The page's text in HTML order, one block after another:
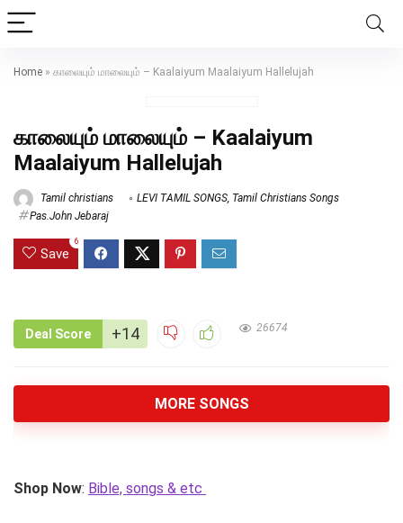
Home » காலையும் மாலையும் – Kaalaiyum Maalaiyum Hallelujah
காலையும் மாலையும் – Kaalaiyum
Maalaiyum Hallelujah
Tamil christians LEVI TAMIL SONGS, Tamil Christians Songs
Pas.John Jebaraj
Save
6
Deal Score +14 26674
MORE SONGS
Shop Now: Bible, songs & etc